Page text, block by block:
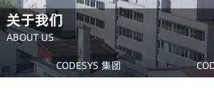
关于我们
ABOUT US
CODESYS 集团